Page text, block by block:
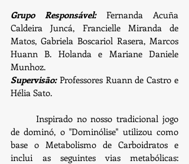
Grupo Responsável: Fernanda Acuña
Caldeira Juncá, Francielle Miranda de
Matos, Gabriela Boscariol Rasera, Marcos
Huann B. Holanda e Mariane Daniele
Munhoz.
Supervisão: Professores Ruann de Castro e
Hélia Sato.
de dominó, o "Dominólise" utilizou como
base o Metabolismo de Carboidratos e
inclui as seguintes vias metabólicas: